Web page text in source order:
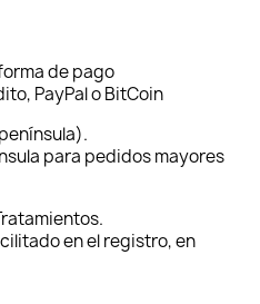
de pago
PayPal o BitCoin
para pedidos mayores
en el registro, en